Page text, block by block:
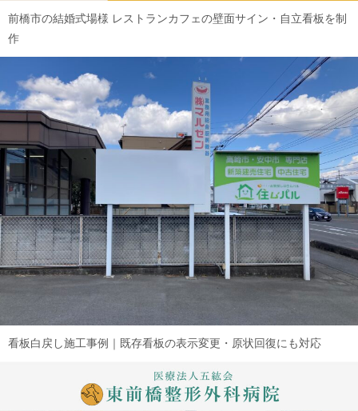
前橋市の結婚式場様 レストランカフェの壁面サイン・自立看板を制
作
看板白戻し施工事例｜既存看板の表示変更・原状回復にも対応